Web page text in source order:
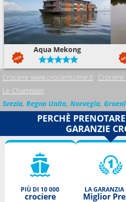
Aqua Mekong
Crociere www.crocierissime.it Crociere
Le Champlain
Svezia, Regno Unito, Norvegia,
PERCHÈ
GARANZIE
PIÙ DI 10 000
crociere
LA GARANZIA
Miglior